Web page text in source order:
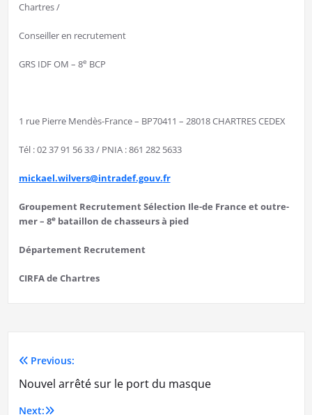
Chartres /
Conseiller en recrutement
GRS IDF OM – 8e BCP
1 rue Pierre Mendès-France – BP70411 – 28018 CHARTRES CEDEX
Tél : 02 37 91 56 33 / PNIA : 861 282 5633
mickael.wilvers@intradef.gouv.fr
Groupement Recrutement Sélection Ile-de France et outre-
mer – 8ebataillon de chasseurs à pied
Département Recrutement
CIRFA de Chartres
Navigation
de
Previous:
Nouvel arrêté sur le port du masque
Next: